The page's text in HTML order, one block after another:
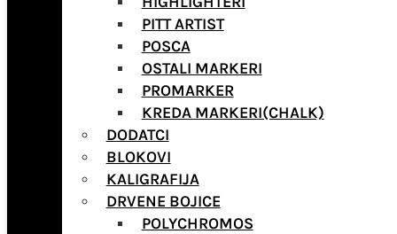
PITT ARTIST
POSCA
OSTALI MARKERI
PROMARKER
KREDA MARKERI(CHALK)
DODATCI
BLOKOVI
KALIGRAFIJA
DRVENE BOJICE
POLYCHROMOS